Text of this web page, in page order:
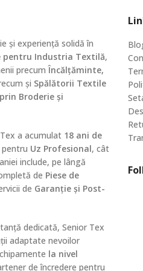
și experiență solidă în
pentru Industria Textilă,
precum Încălțăminte,
și Spălătorii Textile
Broderie și
a acumulat 18 ani de
Uz Profesional, cât
include, pe lângă
de Piese de
de Garanție și Post-
dedicată, Senior Tex
adaptate nevoilor
la nivel
de încredere pentru